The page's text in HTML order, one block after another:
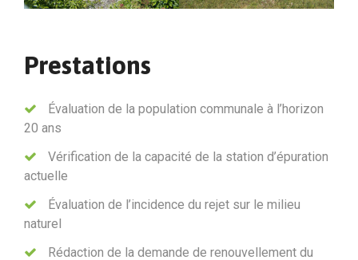
Prestations
Évaluation de la population communale à l’horizon
20 ans
Vérification de la capacité de la station d’épuration
actuelle
Évaluation de l’incidence du rejet sur le milieu
naturel
Rédaction de la demande de renouvellement du